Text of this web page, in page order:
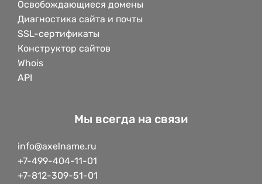
Освобождающиеся домены
Диагностика сайта и почты
SSL-сертификаты
Конструктор сайтов
Whois
API
Мы всегда на связи
info@axelname.ru
+7-499-404-11-01
+7-812-309-51-01